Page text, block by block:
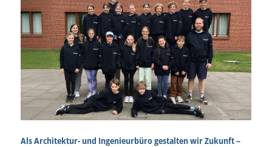
Als Architektur- und Ingenieurbüro gestalten wir Zukunft –